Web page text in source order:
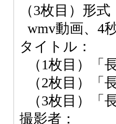
（3枚目）形式
wmv動画、4
タイトル：
（1枚目）「
（2枚目）「
（3枚目）「
撮影者：